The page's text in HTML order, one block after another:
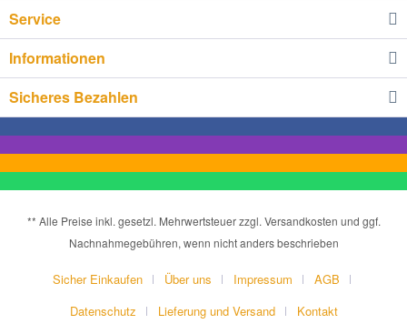
Service
Informationen
Sicheres Bezahlen
** Alle Preise inkl. gesetzl. Mehrwertsteuer zzgl. Versandkosten und ggf.
Nachnahmegebühren, wenn nicht anders beschrieben
Sicher Einkaufen Über uns Impressum
AGB
Datenschutz
Lieferung und Versand
Kontakt